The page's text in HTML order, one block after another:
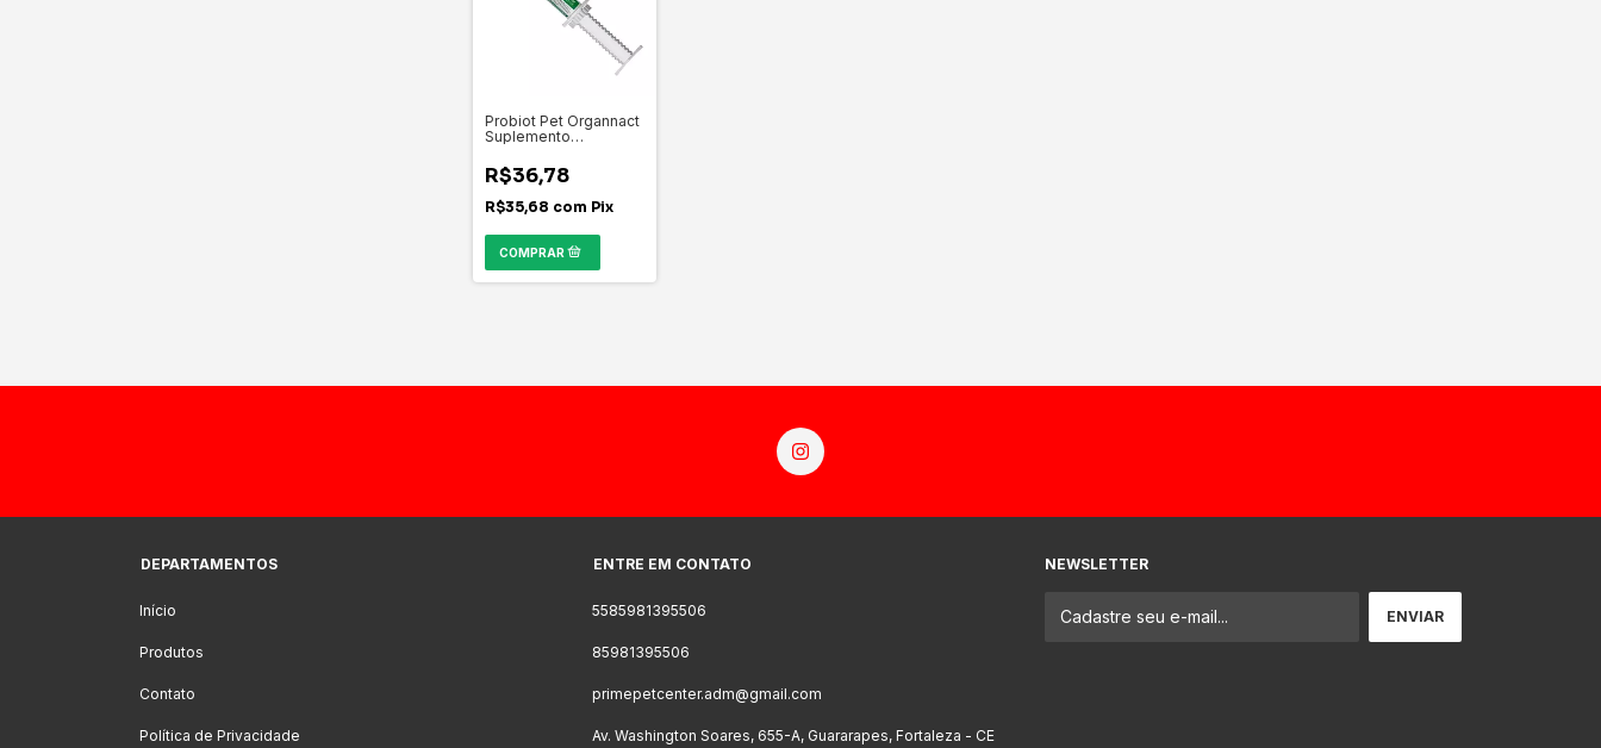
Probiot Pet Organnact
Suplemento
R$36,78
R$35,68 com Pix
DEPARTAMENTOS
Início
Produtos
Contato
Política de Privacidade
ENTRE EM CONTATO
5585981395506
85981395506
primepetcenter.adm@gmail.com
Av. Washington Soares, 655-A, Guararapes, Fortaleza - CE
NEWSLETTER